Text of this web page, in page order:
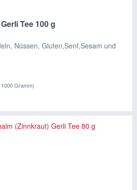
Tee 100 g
Nüssen, Gluten,Senf,Sesam und
Gramm)